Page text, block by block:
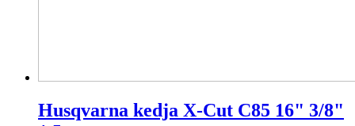
Husqvarna kedja X-Cut C85 16" 3/8"